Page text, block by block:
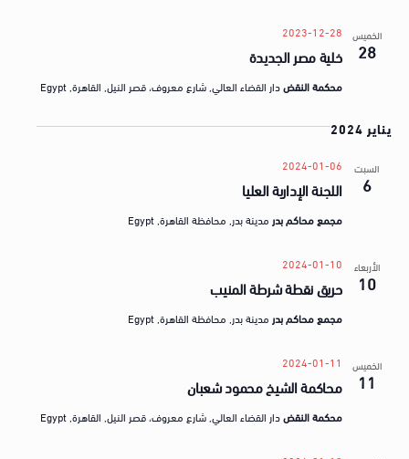
الخميس
28 خلية مصر الجديدة
2023-12-28
محكمة النقضدار القضاء العالي, شارع معروف، قصر النيل, القاهرة, Egypt
يناير 2024
السبت
6 اللجنة الإدارية العليا
2024-01-06
مجمع محاكم بدر مدينة بدر, محافظة القاهرة, Egypt
الأربعاء
10 حريق نقطة شرطة المنيب
2024-01-10
مجمع محاكم بدر مدينة بدر, محافظة القاهرة, Egypt
الخميس
11 محاكمة الشيخ محمود شعبان
2024-01-11
محكمة النقضدار القضاء العالي, شارع معروف، قصر النيل, القاهرة, Egypt